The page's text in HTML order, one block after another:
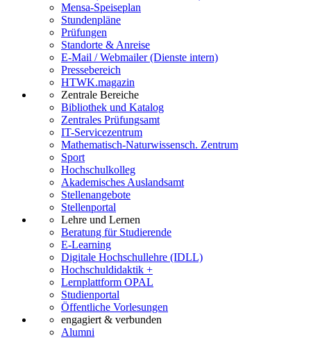
Mensa-Speiseplan
Stundenpläne
Prüfungen
Standorte & Anreise
E-Mail / Webmailer (Dienste intern)
Pressebereich
HTWK.magazin
Zentrale Bereiche
Bibliothek und Katalog
Zentrales Prüfungsamt
IT-Servicezentrum
Mathematisch-Naturwissensch. Zentrum
Sport
Hochschulkolleg
Akademisches Auslandsamt
Stellenangebote
Stellenportal
Lehre und Lernen
Beratung für Studierende
E-Learning
Digitale Hochschullehre (IDLL)
Hochschuldidaktik +
Lernplattform OPAL
Studienportal
Öffentliche Vorlesungen
engagiert & verbunden
Alumni